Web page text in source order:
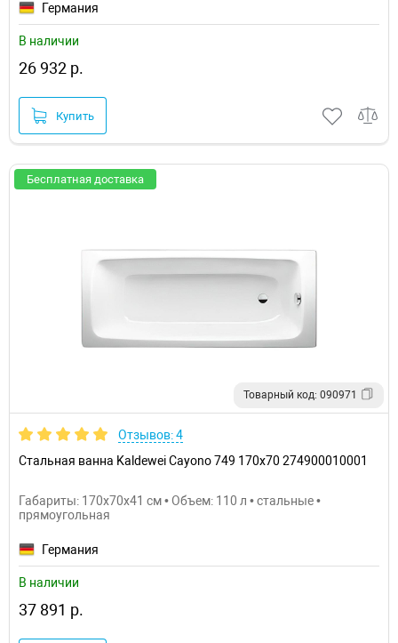
Германия
В наличии
26 932 р.
Купить
Бесплатная доставка
Товарный код: 090971
Отзывов: 4
Стальная ванна Kaldewei Cayono 749 170x70 274900010001
Габариты: 170x70x41 см • Объем: 110 л • стальные •
прямоугольная
Германия
В наличии
37 891 р.